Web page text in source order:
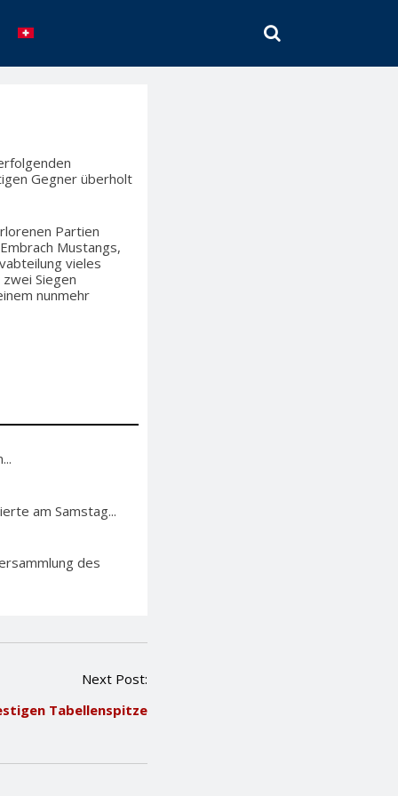
SEARCH
Gegner überholt
Partien
Mustangs,
vieles
Siegen
nunmehr
am Samstag...
des
Next Post:
Tabellenspitze